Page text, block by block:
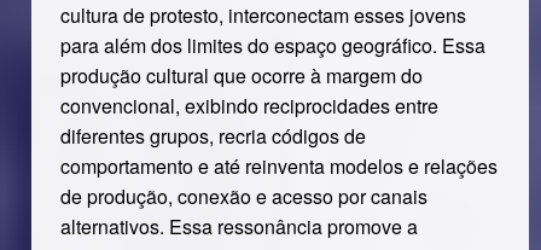
cultura de protesto, interconectam esses jovens
para além dos limites do espaço geográfico. Essa
produção cultural que ocorre à margem do
convencional, exibindo reciprocidades entre
diferentes grupos, recria códigos de
comportamento e até reinventa modelos e relações
de produção, conexão e acesso por canais
alternativos. Essa ressonância promove a